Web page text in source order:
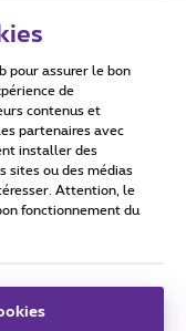
statement
pour assurer le bon
de
contenus et
partenaires avec
installer des
sites ou des médias
Attention, le
fonctionnement du